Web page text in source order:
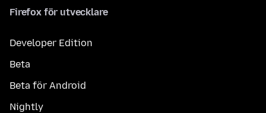
Firefox för utvecklare
Developer Edition
Beta
Beta för Android
Nightly